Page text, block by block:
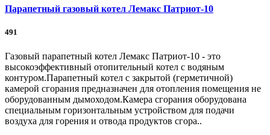
Парапетный газовый котел Лемакс Патриот-10
491
Газовый парапетный котел Лемакс Патриот-10 - это
высокоэффективный отопительный котел с водяным
контуром.Парапетный котел с закрытой (герметичной)
камерой сгорания предназначен для отопления помещения не
оборудованным дымоходом.Камера сгорания оборудована
специальным горизонтальным устройством для подачи
воздуха для горения и отвода продуктов сгора..